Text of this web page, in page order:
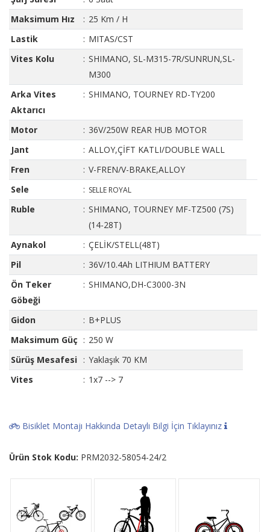
Maksimum Hız
: 25 Km / H
Lastik
: MITAS/CST
Vites Kolu
: SHIMANO, SL-M315-7R/SUNRUN,SL-
M300
Arka Vites
Aktarıcı
: SHIMANO, TOURNEY RD-TY200
Motor : 36V/250W REAR HUB MOTOR
Jant
: ALLOY,ÇİFT KATLI/DOUBLE WALL
Fren
: V-FREN/V-BRAKE,ALLOY
Sele
: SELLE ROYAL
Ruble : SHIMANO, TOURNEY MF-TZ500 (7S)
(14-28T)
Aynakol
: ÇELİK/STELL(48T)
Pil
: 36V/10.4Ah LITHIUM BATTERY
Ön Teker
Göbeği
: SHIMANO,DH-C3000-3N
Gidon : B+PLUS
Maksimum Güç : 250 W
Sürüş Mesafesi : Yaklaşık 70 KM
Vites
: 1x7 --> 7
Bisiklet Montajı Hakkında Detaylı Bilgi İçin Tıklayınız
Ürün Stok Kodu: PRM2032-58054-24/2